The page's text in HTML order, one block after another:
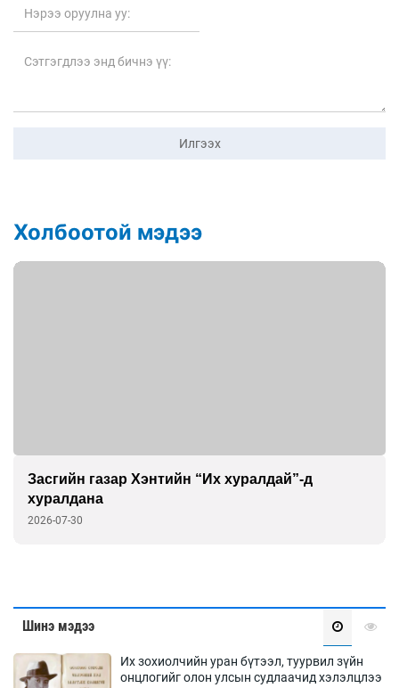
Илгээх
Холбоотой мэдээ
Завхан аймгийг зүүн бүсээс хадлан бэлтгэх
нөхцөлөөр хангана
2026-07-28
Шинэ мэдээ
Их зохиолчийн уран бүтээл, туурвил зүйн
онцлогийг олон улсын судлаачид хэлэлцлээ